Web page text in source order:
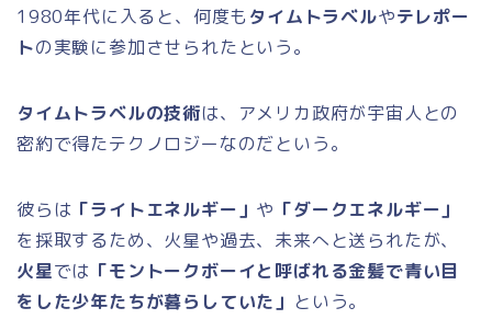
1980年代に入ると、何度もタイムトラベルやテレポー
トの実験に参加させられたという。
タイムトラベルの技術は、アメリカ政府が宇宙人との
密約で得たテクノロジーなのだという。
彼らは 「ライトエネルギー」 や 「ダークエネルギー」
を採取するため、火星や過去、未来へと送られたが、
火星では 「モントークボーイと呼ばれる金髪で青い目
をした少年たちが暮らしていた」 という。